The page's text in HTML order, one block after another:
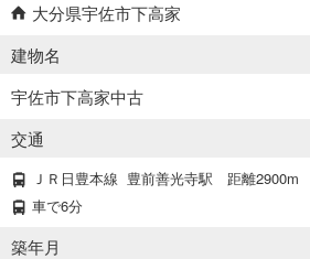
大分県宇佐市下高家
建物名
宇佐市下高家中古
交通
ＪＲ日豊本線 豊前善光寺駅
距離2900m
車で6分
築年月